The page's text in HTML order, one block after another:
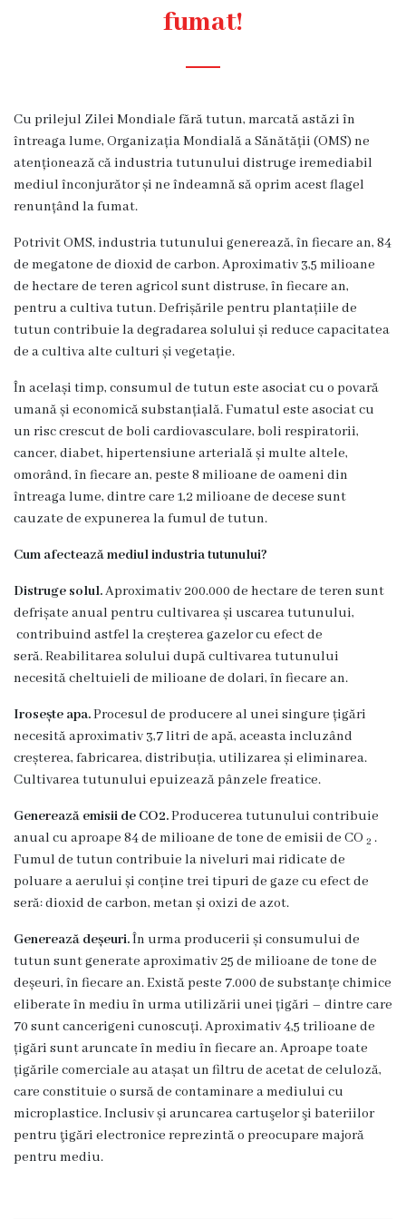
1
Secția
Medicină
de
Familie
2
Centrul
Buiucani
Servicii
Consultative
Specializate
de
Ambulator
Staționar
zi
Centrul
Medicilor
de
nr.4
Secția
Medicină
de
Servicii
Consultative
Specializate
de
Ambulator
Staționar
zi
Centrul
medicilor
de
familie
fumat!
Cu prilejul Zilei Mondiale fără tutun, marcată astăzi în
întreaga lume, Organizația Mondială a Sănătății (OMS) ne
atenționează că industria tutunului distruge iremediabil
mediul înconjurător și ne îndeamnă să oprim acest flagel
renunțând la fumat.
Potrivit OMS, industria tutunului generează, în fiecare an, 84
de megatone de dioxid de carbon. Aproximativ 3,5 milioane
de hectare de teren agricol sunt distruse, în fiecare an,
pentru a cultiva tutun. Defrișările pentru plantațiile de
tutun contribuie la degradarea solului și reduce capacitatea
de a cultiva alte culturi și vegetație.
În același timp, consumul de tutun este asociat cu o povară
umană și economică substanțială. Fumatul este asociat cu
un risc crescut de boli cardiovasculare, boli respiratorii,
cancer, diabet, hipertensiune arterială și multe altele,
omorând, în fiecare an, peste 8 milioane de oameni din
întreaga lume, dintre care 1,2 milioane de decese sunt
cauzate de expunerea la fumul de tutun.
Cum afectează mediul industria tutunului?
Distruge solul.Aproximativ 200.000 de hectare de teren sunt
defrișate anual pentru cultivarea și uscarea tutunului,
contribuind astfel la creșterea gazelor cu efect de
seră. Reabilitarea solului după cultivarea tutunului
necesită cheltuieli de milioane de dolari, în fiecare an.
Irosește apa.Procesul de producere al unei singure țigări
necesită aproximativ 3,7 litri de apă, aceasta incluzând
creșterea, fabricarea, distribuția, utilizarea și eliminarea.
Cultivarea tutunului epuizează pânzele freatice.
Generează emisii de CO2.Producerea tutunului contribuie
anual cu aproape 84 de milioane de tone de emisii de CO 2 .
Fumul de tutun contribuie la niveluri mai ridicate de
poluare a aerului și conține trei tipuri de gaze cu efect de
seră: dioxid de carbon, metan și oxizi de azot.
Generează deșeuri.În urma producerii și consumului de
tutun sunt generate aproximativ 25 de milioane de tone de
deșeuri, în fiecare an. Există peste 7.000 de substanțe chimice
eliberate în mediu în urma utilizării unei țigări – dintre care
70 sunt cancerigeni cunoscuți. Aproximativ 4,5 trilioane de
țigări sunt aruncate în mediu în fiecare an. Aproape toate
țigările comerciale au atașat un filtru de acetat de celuloză,
care constituie o sursă de contaminare a mediului cu
microplastice. Inclusiv și aruncarea cartuşelor şi bateriilor
pentru ţigări electronice reprezintă o preocupare majoră
pentru mediu.